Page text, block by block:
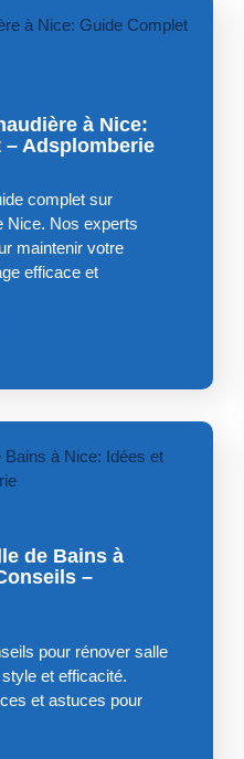
à Nice:
– Adsplomberie
complet sur
Nice. Nos experts
maintenir votre
efficace et
de Bains à
–
pour rénover salle
et efficacité.
et astuces pour